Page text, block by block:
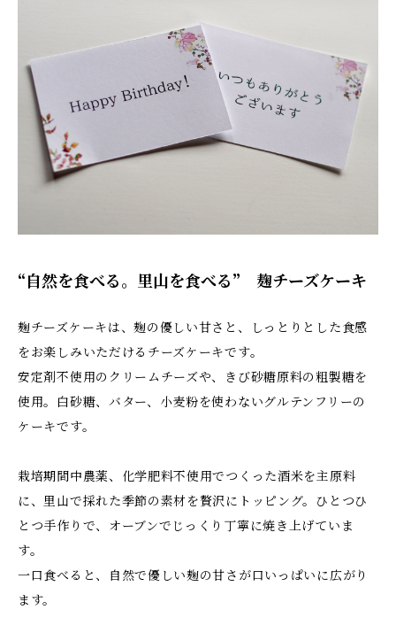
“自然を食べる。里山を食べる” 麹チーズケーキ
麹チーズケーキは、麹の優しい甘さと、しっとりとした食感
をお楽しみいただけるチーズケーキです。
安定剤不使用のクリームチーズや、きび砂糖原料の粗製糖を
使用。白砂糖、バター、小麦粉を使わないグルテンフリーの
ケーキです。
栽培期間中農薬、化学肥料不使用でつくった酒米を主原料
に、里山で採れた季節の素材を贅沢にトッピング。ひとつひ
とつ手作りで、オーブンでじっくり丁寧に焼き上げていま
す。
一口食べると、自然で優しい麹の甘さが口いっぱいに広がり
ます。